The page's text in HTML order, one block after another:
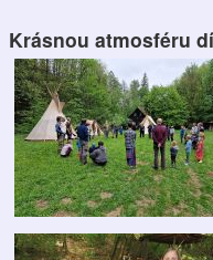
Krásnou atmosféru